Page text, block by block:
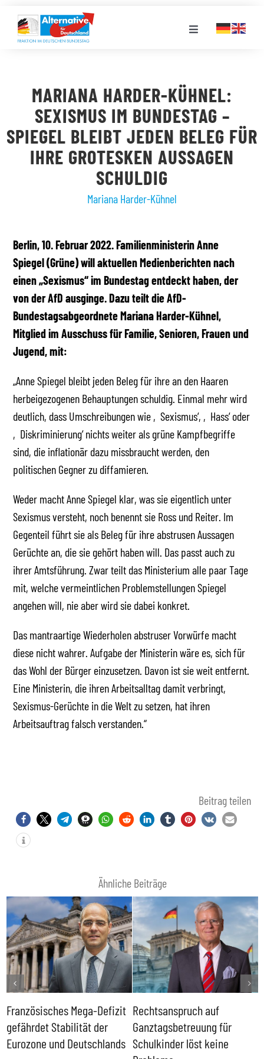
Inhalt
springen
Toggle
LANDESGRUPPEN
VERANSTALTUNGEN
MEDIATHEK
MARIANA HARDER-KÜHNEL:
SEXISMUS IM BUNDESTAG –
SPIEGEL BLEIBT JEDEN BELEG FÜR
IHRE GROTESKEN AUSSAGEN
SCHULDIG
Mariana Harder-Kühnel
Berlin, 10. Februar 2022. Familienministerin Anne
Spiegel (Grüne) will aktuellen Medienberichten nach
einen „Sexismus“ im Bundestag entdeckt haben, der
von der AfD ausginge. Dazu teilt die AfD-
Bundestagsabgeordnete Mariana Harder-Kühnel,
Mitglied im Ausschuss für Familie, Senioren, Frauen und
Jugend, mit:
„Anne Spiegel bleibt jeden Beleg für ihre an den Haaren
herbeigezogenen Behauptungen schuldig. Einmal mehr wird
deutlich, dass Umschreibungen wie ‚Sexismus‘, ‚Hass‘ oder
‚Diskriminierung‘ nichts weiter als grüne Kampfbegriffe
sind, die inflationär dazu missbraucht werden, den
politischen Gegner zu diffamieren.
Weder macht Anne Spiegel klar, was sie eigentlich unter
Sexismus versteht, noch benennt sie Ross und Reiter. Im
Gegenteil führt sie als Beleg für ihre abstrusen Aussagen
Gerüchte an, die sie gehört haben will. Das passt auch zu
ihrer Amtsführung. Zwar teilt das Ministerium alle paar Tage
mit, welche vermeintlichen Problemstellungen Spiegel
angehen will, nie aber wird sie dabei konkret.
Das mantraartige Wiederholen abstruser Vorwürfe macht
diese nicht wahrer. Aufgabe der Ministerin wäre es, sich für
das Wohl der Bürger einzusetzen. Davon ist sie weit entfernt.
Eine Ministerin, die ihren Arbeitsalltag damit verbringt,
Sexismus-Gerüchte in die Welt zu setzen, hat ihren
Arbeitsauftrag falsch verstanden.“
Beitrag teilen
Ähnliche Beiträge
Französisches Mega-Defizit
gefährdet Stabilität der
Eurozone und Deutschlands
Rechtsanspruch auf
Ganztagsbetreuung für
Schulkinder löst keine